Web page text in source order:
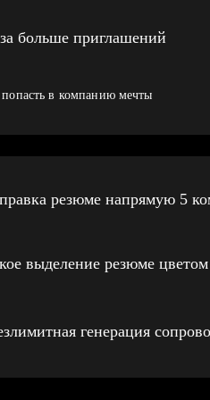
больше приглашений
в компанию мечты
резюме напрямую 5
выделение резюме цветом
генерация